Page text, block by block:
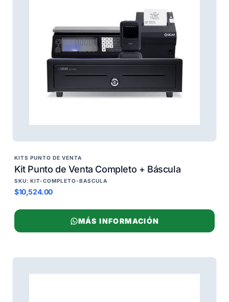
KITS PUNTO DE VENTA
Kit Punto de Venta Completo + Báscula
SKU: KIT-COMPLETO-BASCULA
$10,524.00
MÁS INFORMACIÓN